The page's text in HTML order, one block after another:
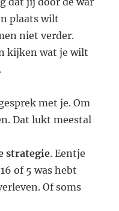
plaats wilt
niet verder.
kijken wat je wilt
met je. Om
Dat lukt meestal
strategie. Eentje
of 5 was hebt
Of soms